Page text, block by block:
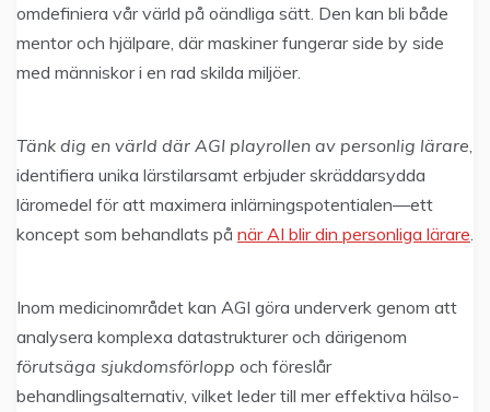
omdefiniera vår värld på oändliga sätt. Den kan bli både
mentor och hjälpare, där maskiner fungerar side by side
med människor i en rad skilda miljöer.
Tänk dig en värld där AGI playrollen av personlig lärare
identifiera unika lärstilarsamt erbjuder skräddarsydda
läromedel för att maximera inlärningspotentialen—ett
koncept som behandlats på när AI blir din personliga lärare
Inom medicinområdet kan AGI göra underverk genom att
analysera komplexa datastrukturer och därigenom
förutsäga sjukdomsförlopp och föreslår
behandlingsalternativ, vilket leder till mer effektiva hälso-